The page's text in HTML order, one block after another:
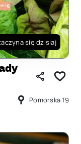
się dzisiaj
Pomorska 19